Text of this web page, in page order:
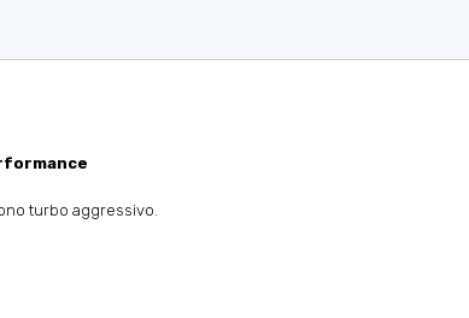
turbo aggressivo.